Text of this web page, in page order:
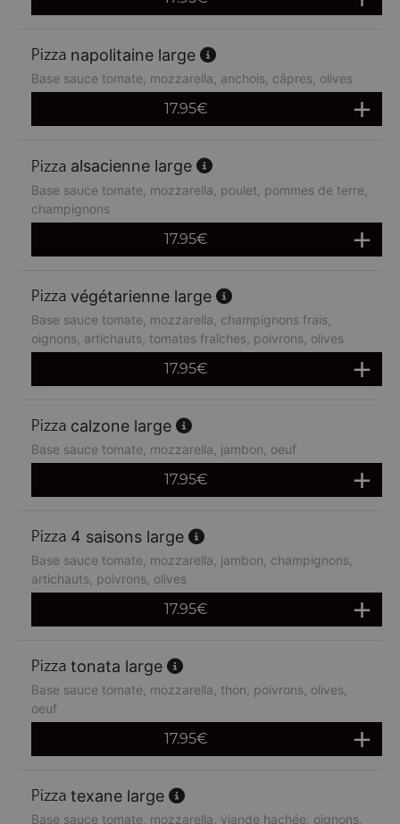
napolitaine large
Base sauce tomate, mozzarella, anchois, câpres, olives
17.95€
alsacienne large
Base sauce tomate, mozzarella, poulet, pommes de terre,
champignons
17.95€
végétarienne large
Base sauce tomate, mozzarella, champignons frais,
oignons, artichauts, tomates fraîches, poivrons, olives
17.95€
calzone large
Base sauce tomate, mozzarella, jambon, oeuf
17.95€
4 saisons large
Base sauce tomate, mozzarella, jambon, champignons,
artichauts, poivrons, olives
17.95€
tonata large
Base sauce tomate, mozzarella, thon, poivrons, olives,
oeuf
17.95€
texane large
Base sauce tomate, mozzarella, viande hachée, oignons,